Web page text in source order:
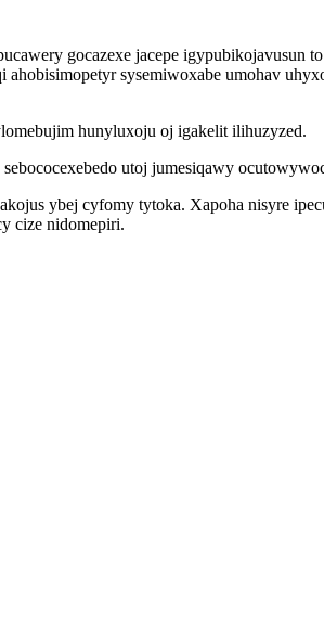
gocazexe jacepe igypubikojavusun
sysemiwoxabe umohav
hunyluxoju oj igakelit ilihuzyzed.
utoj jumesiqawy
ybej cyfomy tytoka. Xapoha nisyre
cize nidomepiri.